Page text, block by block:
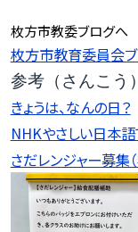
枚方市教委ブログへ
枚方市教育委員会
参考（さんこう）
きょうは、なんの日？
NHKやさしい日本
さだレンジャー募集